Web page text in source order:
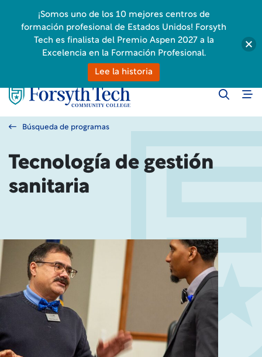
Búsqueda de programas
Tecnología de gestión
sanitaria
¡Somos uno de los 10 mejores centros de
formación profesional de Estados Unidos! Forsyth
Tech es finalista del Premio Aspen 2027 a la
Excelencia en la Formación Profesional.
Lee la historia